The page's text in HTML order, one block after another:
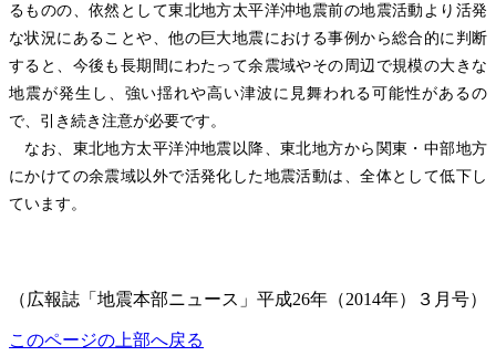
るものの、依然として東北地方太平洋沖地震前の地震活動より活発
な状況にあることや、他の巨大地震における事例から総合的に判断
すると、今後も長期間にわたって余震域やその周辺で規模の大きな
地震が発生し、強い揺れや高い津波に見舞われる可能性があるの
で、引き続き注意が必要です。
なお、東北地方太平洋沖地震以降、東北地方から関東・中部地方
にかけての余震域以外で活発化した地震活動は、全体として低下し
ています。
（広報誌「地震本部ニュース」平成26年（2014年）３月号）
このページの上部へ戻る